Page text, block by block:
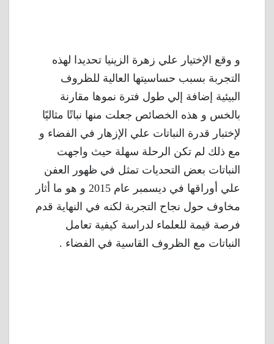
و وقع الإختيار علي زهرة الزينيا تحديدا لهذه
التجربة بسبب حساسيتها العالية للظروف
البيئية إضافة إلي طول فترة نموها مقارنة
بالخس و هذه الخصائص جعلت منها نباتًا مثاليًا
لإختبار قدرة النباتات علي الإزهار في الفضاء و
مع ذلك لم تكن الرحلة سهلة حيث واجهت
النباتات بعض التحديات تمثل في ظهور العفن
علي أوراقها في ديسمبر عام 2015 و هو ما أثار
مخاوف حول نجاح التجربة لكنه في النهاية قدم
فرصة قيمة للعلماء لدراسة كيفية تعامل
النباتات مع الظروف القاسية في الفضاء .